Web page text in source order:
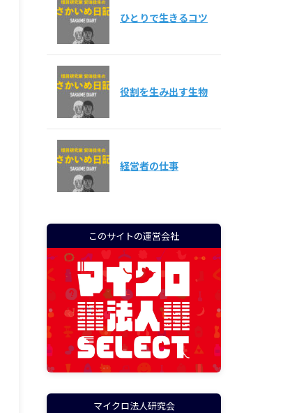
ひとりで生きるコツ
役割を生み出す生物
経営者の仕事
このサイトの運営会社
マイクロ法人研究会